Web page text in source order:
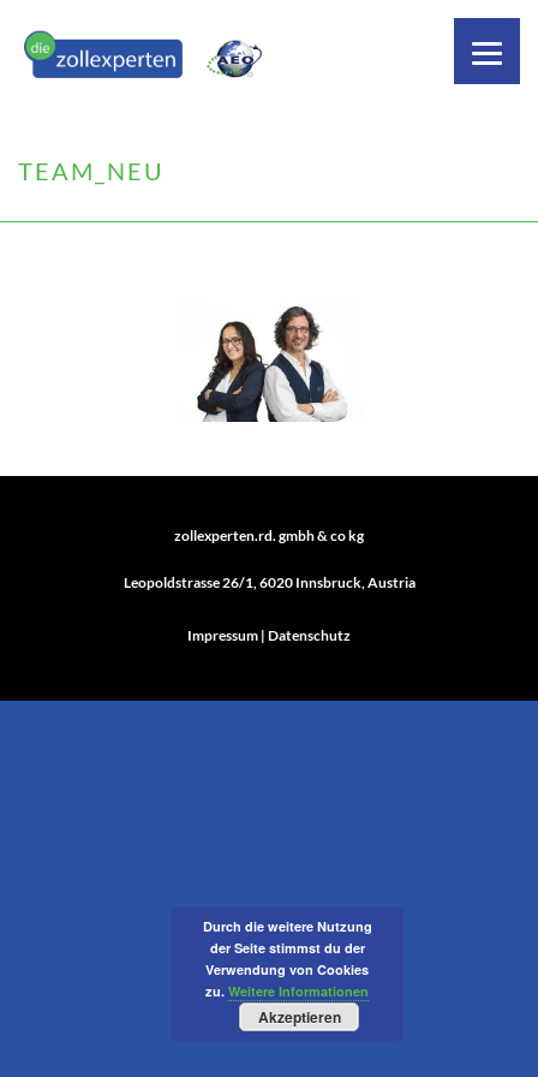
TEAM_NEU
zollexperten.rd. gmbh & co kg
Leopoldstrasse 26/1, 6020 Innsbruck, Austria
Impressum | Datenschutz
Durch die weitere Nutzung
der Seite stimmst du der
Verwendung von Cookies
zu. Weitere Informationen
Akzeptieren